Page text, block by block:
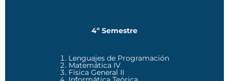
4º Semestre
Lenguajes de Programación
Matemática IV
Física General II